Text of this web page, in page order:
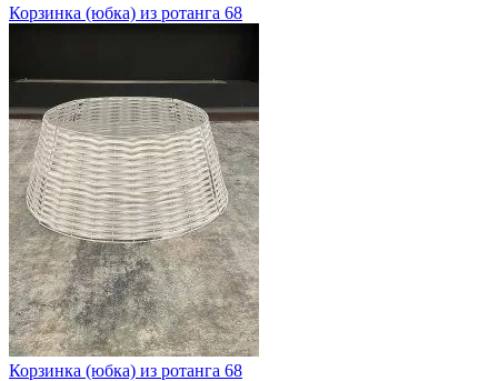
Корзинка (юбка) из ротанга 68
Корзинка (юбка) из ротанга 68